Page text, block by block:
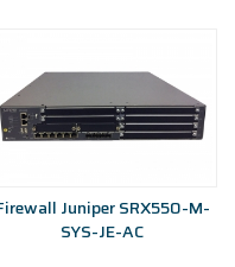
Juniper SRX550-M-
SYS-JE-AC